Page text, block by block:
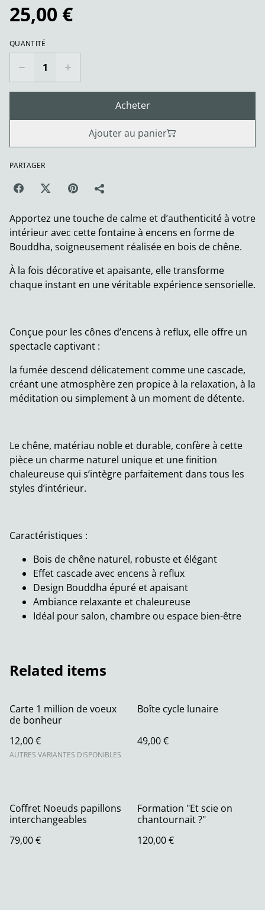
25,00 €
QUANTITÉ
Acheter
Ajouter au panier
PARTAGER
Apportez une touche de calme et d’authenticité à votre
intérieur avec cette fontaine à encens en forme de
Bouddha, soigneusement réalisée en bois de chêne.
À la fois décorative et apaisante, elle transforme
chaque instant en une véritable expérience sensorielle.
Conçue pour les cônes d’encens à reflux, elle offre un
spectacle captivant :
la fumée descend délicatement comme une cascade,
créant une atmosphère zen propice à la relaxation, à la
méditation ou simplement à un moment de détente.
Le chêne, matériau noble et durable, confère à cette
pièce un charme naturel unique et une finition
chaleureuse qui s’intègre parfaitement dans tous les
styles d’intérieur.
Caractéristiques :
Bois de chêne naturel, robuste et élégant
Effet cascade avec encens à reflux
Design Bouddha épuré et apaisant
Ambiance relaxante et chaleureuse
Idéal pour salon, chambre ou espace bien-être
Related items
Carte 1 million de voeux
de bonheur
12,00 €
AUTRES VARIANTES DISPONIBLES
Boîte cycle lunaire
49,00 €
Coffret Noeuds papillons
interchangeables
79,00 €
Formation "Et scie on
chantournait ?"
120,00 €